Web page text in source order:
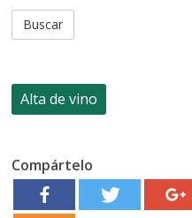
Compártelo